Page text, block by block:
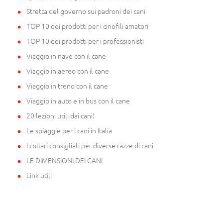
Stretta del governo sui padroni dei cani
TOP 10 dei prodotti per i cinofili amatori
TOP 10 dei prodotti per i professionisti
Viaggio in nave con il cane
Viaggio in aereo con il cane
Viaggio in treno con il cane
Viaggio in auto e in bus con il cane
20 lezioni utili dai cani!
Le spiaggie per i cani in Italia
I collari consigliati per diverse razze di cani
LE DIMENSIONI DEI CANI
Link utili